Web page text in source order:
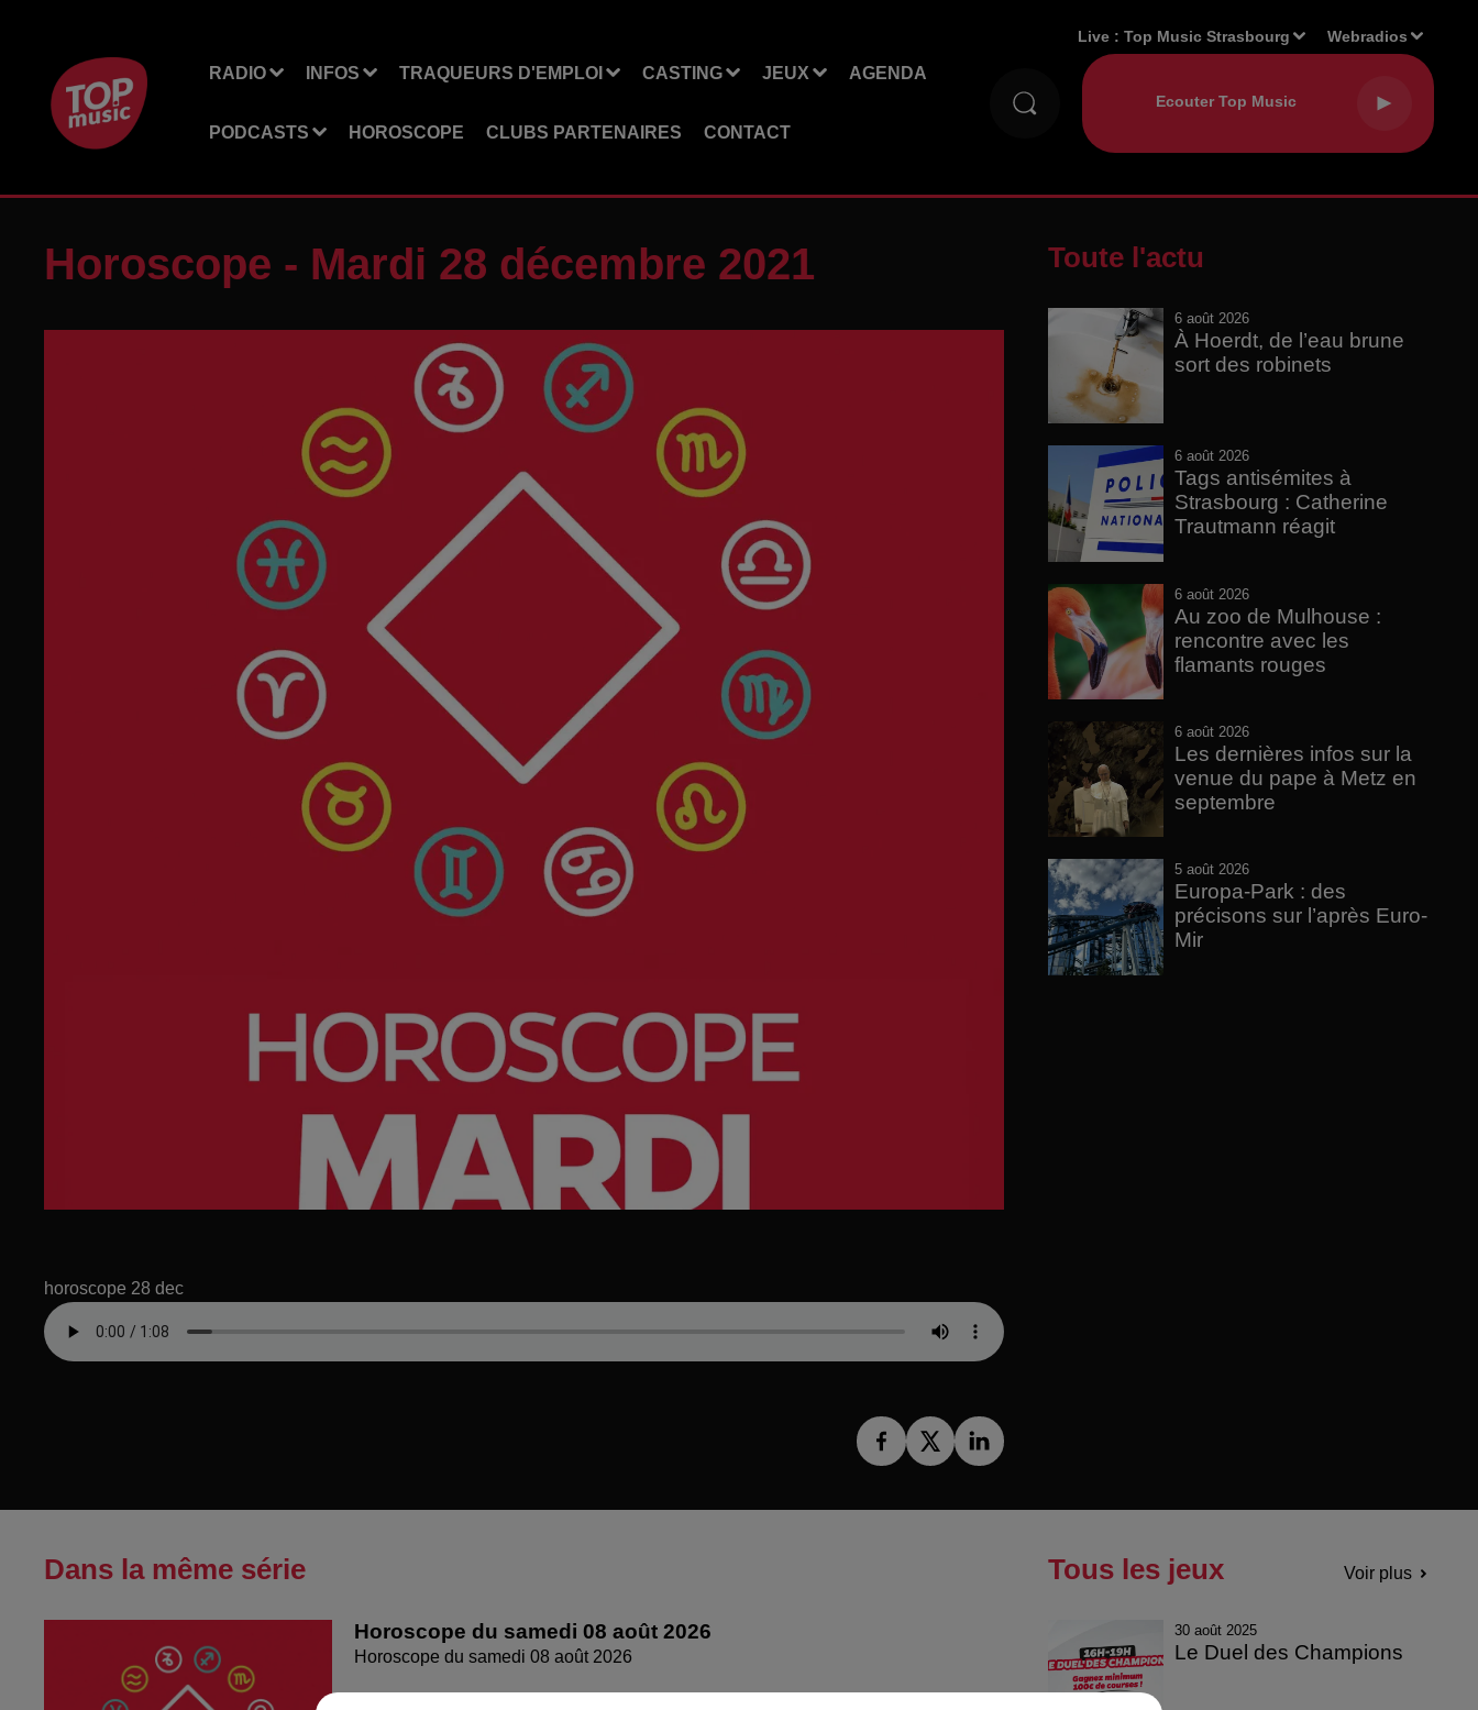
RADIO INFOS TRAQUEURS D'EMPLOI CASTING JEUX AGENDA
PODCASTS HOROSCOPE CLUBS PARTENAIRES CONTACT
Live :Top Music Strasbourg Webradios
Horoscope - Mardi 28 décembre 2021
horoscope 28 dec
Toute l'actu
6 août 2026
À Hoerdt, de l’eau brune
sort des robinets
6 août 2026
Tags antisémites à
Strasbourg : Catherine
Trautmann réagit
6 août 2026
Au zoo de Mulhouse :
rencontre avec les
flamants rouges
6 août 2026
Les dernières infos sur la
venue du pape à Metz en
septembre
5 août 2026
Europa-Park : des
précisons sur l’après Euro-
Mir
Dans la même série
Horoscope du samedi 08 août 2026
Horoscope du samedi 08 août 2026
Tous les jeux Voir plus
30 août 2025
Le Duel des Champions